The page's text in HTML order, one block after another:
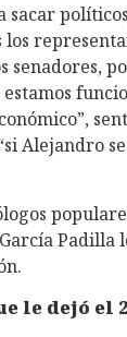
sacar
senadores,
Alejandro
Padilla
le dejó el